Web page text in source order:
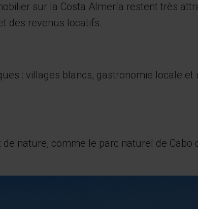
sur la Costa Almería restent très
des revenus locatifs.
: villages blancs, gastronomie locale et
nature, comme le parc naturel de Cabo